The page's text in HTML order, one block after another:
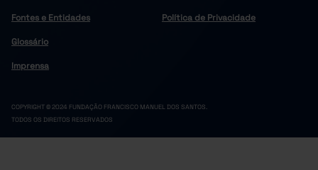
Fontes e Entidades
Glossário
Imprensa
Política de Privacidade
COPYRIGHT © 2024 FUNDAÇÃO FRANCISCO MANUEL DOS SANTOS.
TODOS OS DIREITOS RESERVADOS